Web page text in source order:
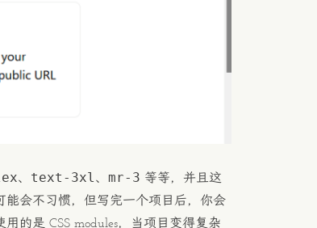
、 text-3xl、 mr-3 等等，并且这
能会不习惯，但写完一个项目后，你会
的是 CSS modules，当项目变得复杂